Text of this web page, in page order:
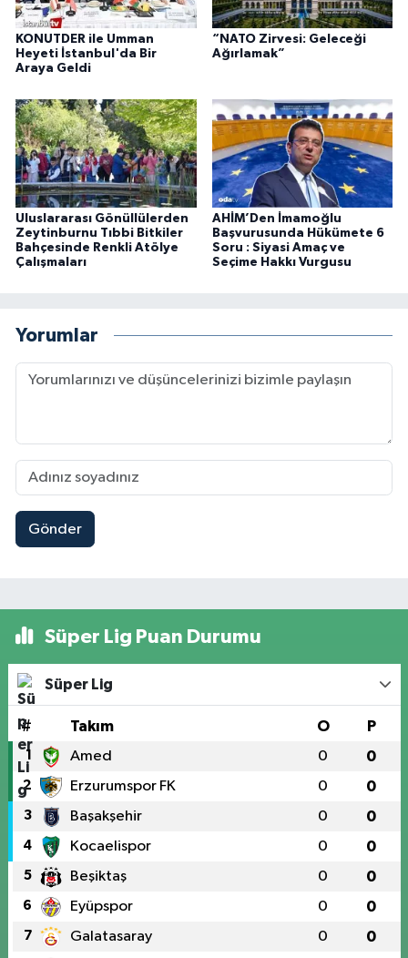
KONUTDER ile Umman
Heyeti İstanbul'da Bir
Araya Geldi
“NATO Zirvesi: Geleceği
Ağırlamak”
Uluslararası Gönüllülerden
Zeytinburnu Tıbbi Bitkiler
Bahçesinde Renkli Atölye
Çalışmaları
AHİM’Den İmamoğlu
Başvurusunda Hükümete 6
Soru : Siyasi Amaç ve
Seçime Hakkı Vurgusu
Yorumlar
Gönder
Süper Lig Puan Durumu
Süper Lig
# Takım O P
1 Amed 0 0
2 Erzurumspor FK 0 0
3 Başakşehir 0 0
4 Kocaelispor 0 0
5 Beşiktaş 0 0
6 Eyüpspor 0 0
7 Galatasaray 0 0